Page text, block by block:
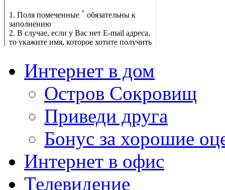
Интернет в дом
Остров Сокровищ
Приведи друга
Бонус за хорошие
Интернет в офис
Телевидение